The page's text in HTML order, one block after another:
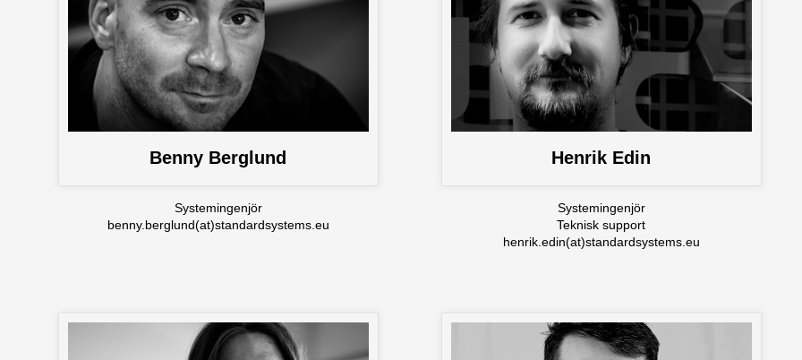
Benny Berglund
Systemingenjör
benny.berglund(at)standardsystems.eu
Henrik Edin
Systemingenjör
Teknisk support
henrik.edin(at)standardsystems.eu